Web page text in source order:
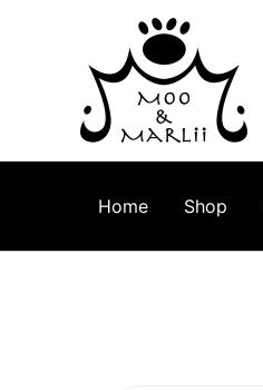
Home Shop